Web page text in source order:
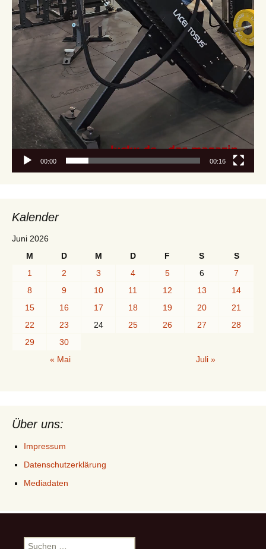
00:00 00:16
Kalender
Juni 2026
M
D M D F S
S
1
2 3 4 5 6
7
8
9 10 11 12 13
14
15
16 17 18 19 20
21
22
23 24 25 26 27
28
29
30
« Mai
Juli »
Über uns:
Impressum
Datenschutzerklärung
Mediadaten
Suchen